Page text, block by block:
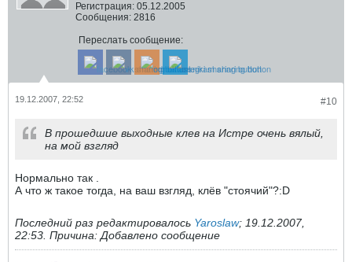
Регистрация: 05.12.2005
Сообщения: 2816
Переслать сообщение:
#10
19.12.2007, 22:52
В прошедшие выходные клев на Истре очень вялый,
на мой взгляд
Нормально так .
А что ж такое тогда, на ваш взгляд, клёв "стоячий"?:D
Последний раз редактировалось Yaroslaw; 19.12.2007,
22:53 Причина: Добавлено сообщение